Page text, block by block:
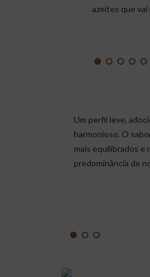
azeites que vai
Um perfil leve,
harmonioso. O
mais equilibrados e
predominância de